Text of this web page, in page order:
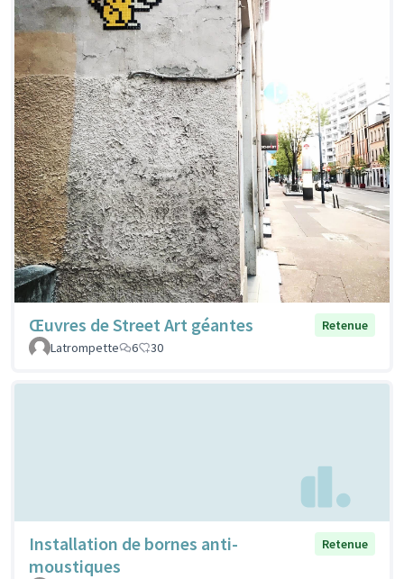
Œuvres de Street Art géantes
Retenue
Latrompette
6 30
Installation de bornes anti-
moustiques
Retenue